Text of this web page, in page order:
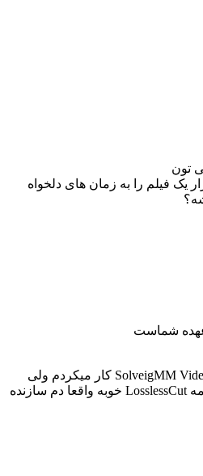
تون
یک فیلم را به زمان های دلخواه
عهده شماست
من همیشه با برنامه SolveigMM Video Splitter کار میکردم ولی
العان میبینم که چقدر این برنامه LosslessCut خوبه واقعا دم سازنده